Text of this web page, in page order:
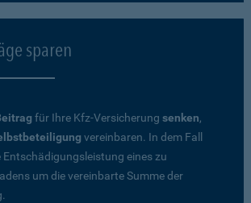
sparen
für Ihre Kfz-Versicherung senken,
vereinbaren. In dem Fall
Entschädigungsleistung eines zu
um die vereinbarte Summe der